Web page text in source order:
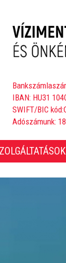
IBAN: HU31
SWIFT/BIC
Adószámunk: